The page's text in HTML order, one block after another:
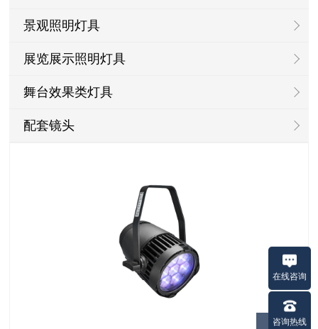
景观照明灯具
展览展示照明灯具
舞台效果类灯具
配套镜头
在线咨询
咨询热线